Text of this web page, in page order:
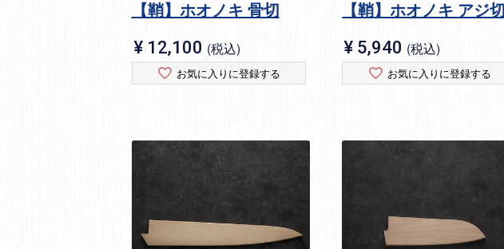
【鞘】ホオノキ 骨切
¥ 12,100 税込
お気に入りに登録する
【鞘】ホオノキ アジ切
¥ 5,940 税込
お気に入りに登録する